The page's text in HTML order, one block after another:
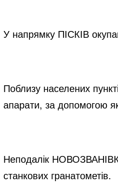
У напрямку ПІСКІВ
Поблизу населених
апарати, за допомогою
Неподалік
станкових гранатометів.